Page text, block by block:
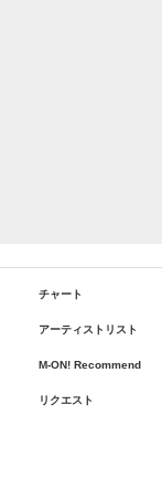
チャート
アーティストリスト
M-ON! Recommend
リクエスト